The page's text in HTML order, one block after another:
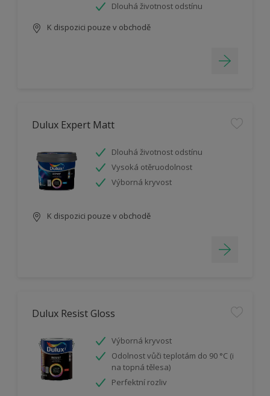
Dlouhá životnost odstínu
K dispozici pouze v obchodě
Dulux Expert Matt
Dlouhá životnost odstínu
Vysoká otěruodolnost
Výborná kryvost
K dispozici pouze v obchodě
Dulux Resist Gloss
Výborná kryvost
Odolnost vůči teplotám do 90 °C (i
na topná tělesa)
Perfektní rozliv